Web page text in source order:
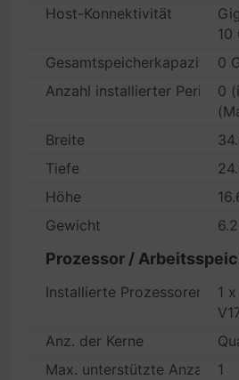
Host-Konnektivität
10
Gesamtspeicherkapazität 0
Anzahl installierter
0
Breite
Tiefe
Höhe
Gewicht
Prozessor /
Installierte Prozessoren
1
Anz. der Kerne
Max. unterstützte Anzahl
1